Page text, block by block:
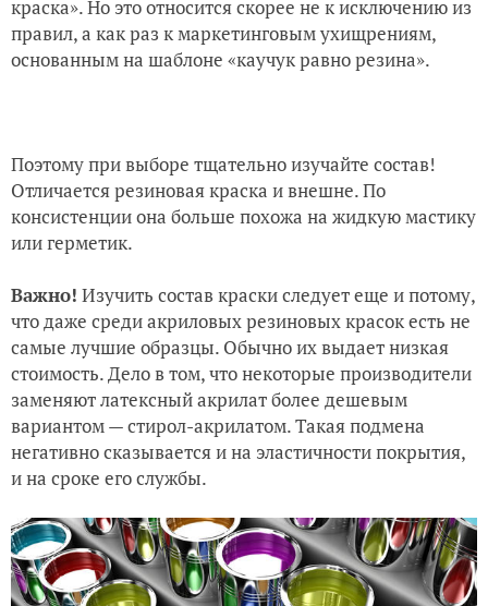
краска». Но это относится скорее не к исключению из
правил, а как раз к маркетинговым ухищрениям,
основанным на шаблоне «каучук равно резина».
Поэтому при выборе тщательно изучайте состав!
Отличается резиновая краска и внешне. По
консистенции она больше похожа на жидкую мастику
или герметик.
Важно! Изучить состав краски следует еще и потому,
что даже среди акриловых резиновых красок есть не
самые лучшие образцы. Обычно их выдает низкая
стоимость. Дело в том, что некоторые производители
заменяют латексный акрилат более дешевым
вариантом — стирол-акрилатом. Такая подмена
негативно сказывается и на эластичности покрытия,
и на сроке его службы.